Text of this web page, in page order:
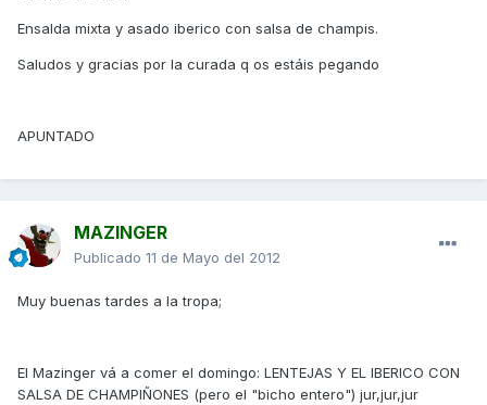
Ensalda mixta y asado iberico con salsa de champis.
Saludos y gracias por la curada q os estáis pegando
APUNTADO
MAZINGER
Publicado 11 de Mayo del 2012
Muy buenas tardes a la tropa;
El Mazinger vá a comer el domingo: LENTEJAS Y EL IBERICO CON
SALSA DE CHAMPIÑONES (pero el "bicho entero") jur,jur,jur